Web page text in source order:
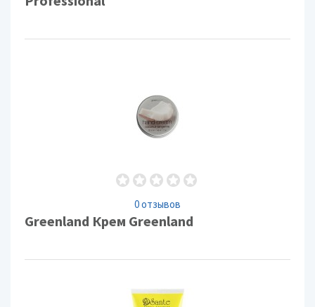
0 отзывов
Greenland Крем Greenland